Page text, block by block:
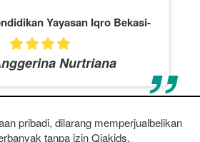
Yayasan Iqro Bekasi-
Nurtriana
“
pribadi, dilarang memperjualbelikan
tanpa izin Qiakids.